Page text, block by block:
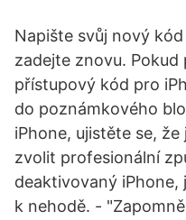
Napište svůj nový
zadejte znovu.
přístupový kód pro
do poznámkového
iPhone, ujistěte se,
zvolit profesionální
deaktivovaný
k nehodě. -